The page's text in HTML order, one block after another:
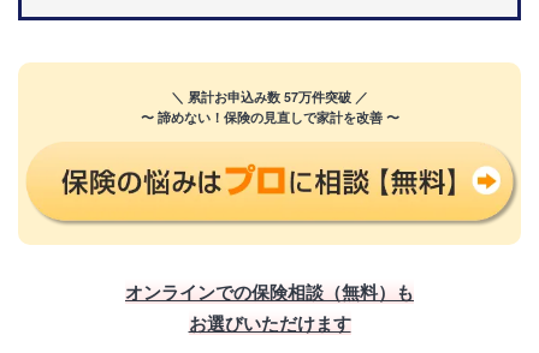
＼ 累計お申込み数 57万件突破 ／
〜 諦めない！保険の見直しで家計を改善 〜
オンラインでの保険相談（無料）も
お選びいただけます